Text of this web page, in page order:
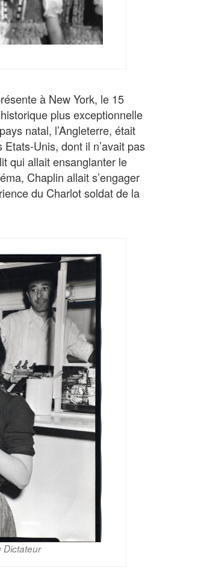
à New York, le 15
plus exceptionnelle
natal, l’Angleterre, était
Unis, dont il n’avait pas
qui allait ensanglanter le
Chaplin allait s’engager
du Charlot soldat de la
Dictateur